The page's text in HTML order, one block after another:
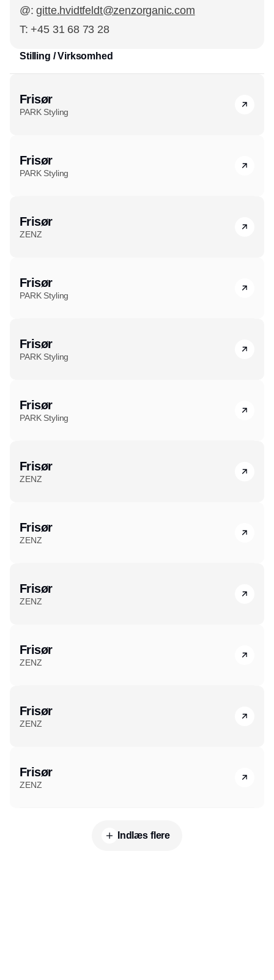
@:gitte.hvidtfeldt@zenzorganic.com
T: +45 31 68 73 28
Stilling / Virksomhed
Frisør
PARK Styling
Frisør
PARK Styling
Frisør
ZENZ
Frisør
PARK Styling
Frisør
PARK Styling
Frisør
PARK Styling
Frisør
ZENZ
Frisør
ZENZ
Frisør
ZENZ
Frisør
ZENZ
Frisør
ZENZ
Frisør
ZENZ
Indlæs flere